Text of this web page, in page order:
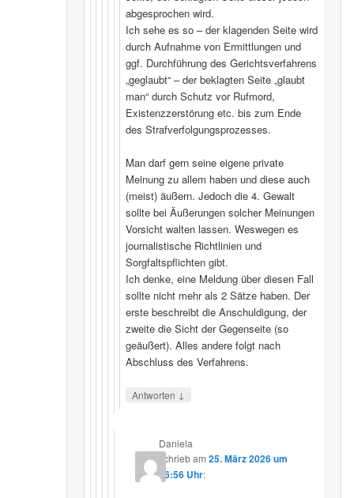
abgesprochen wird.
Ich sehe es so – der klagenden Seite wird
durch Aufnahme von Ermittlungen und
ggf. Durchführung des Gerichtsverfahrens
„geglaubt“ – der beklagten Seite „glaubt
man“ durch Schutz vor Rufmord,
Existenzzerstörung etc. bis zum Ende
des Strafverfolgungsprozesses.
Man darf gern seine eigene private
Meinung zu allem haben und diese auch
(meist) äußern. Jedoch die 4. Gewalt
sollte bei Äußerungen solcher Meinungen
Vorsicht walten lassen. Weswegen es
journalistische Richtlinien und
Sorgfaltspflichten gibt.
Ich denke, eine Meldung über diesen Fall
sollte nicht mehr als 2 Sätze haben. Der
erste beschreibt die Anschuldigung, der
zweite die Sicht der Gegenseite (so
geäußert). Alles andere folgt nach
Abschluss des Verfahrens.
Antworten ↓
Daniela
schriebam25. März 2026 um
16:56 Uhr: